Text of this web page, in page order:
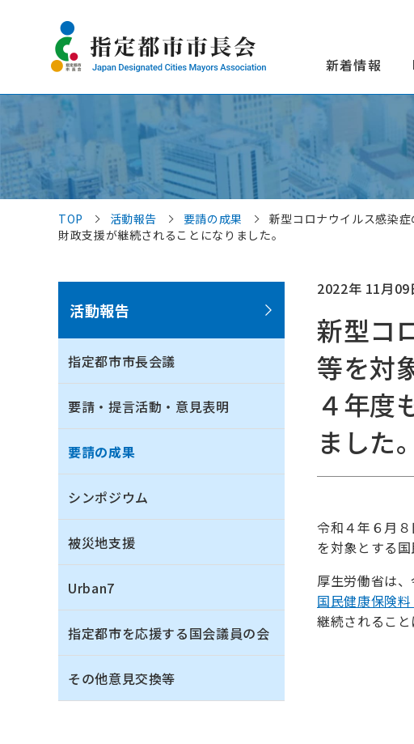
新着情報
TOP 活動報告 要請の成果
新型コロナウイルス感染
財政支援が継続されることになりました。
活動報告
指定都市市長会議
要請・提言活動・意見表明
要請の成果
シンポジウム
被災地支援
Urban7
指定都市を応援する国会議員の会
その他意見交換等
2022年 11月09
新型コ
等を対
４年度
ました。
令和４年６月
を対象とする
厚生労働省は
国民健康保険
継続されること